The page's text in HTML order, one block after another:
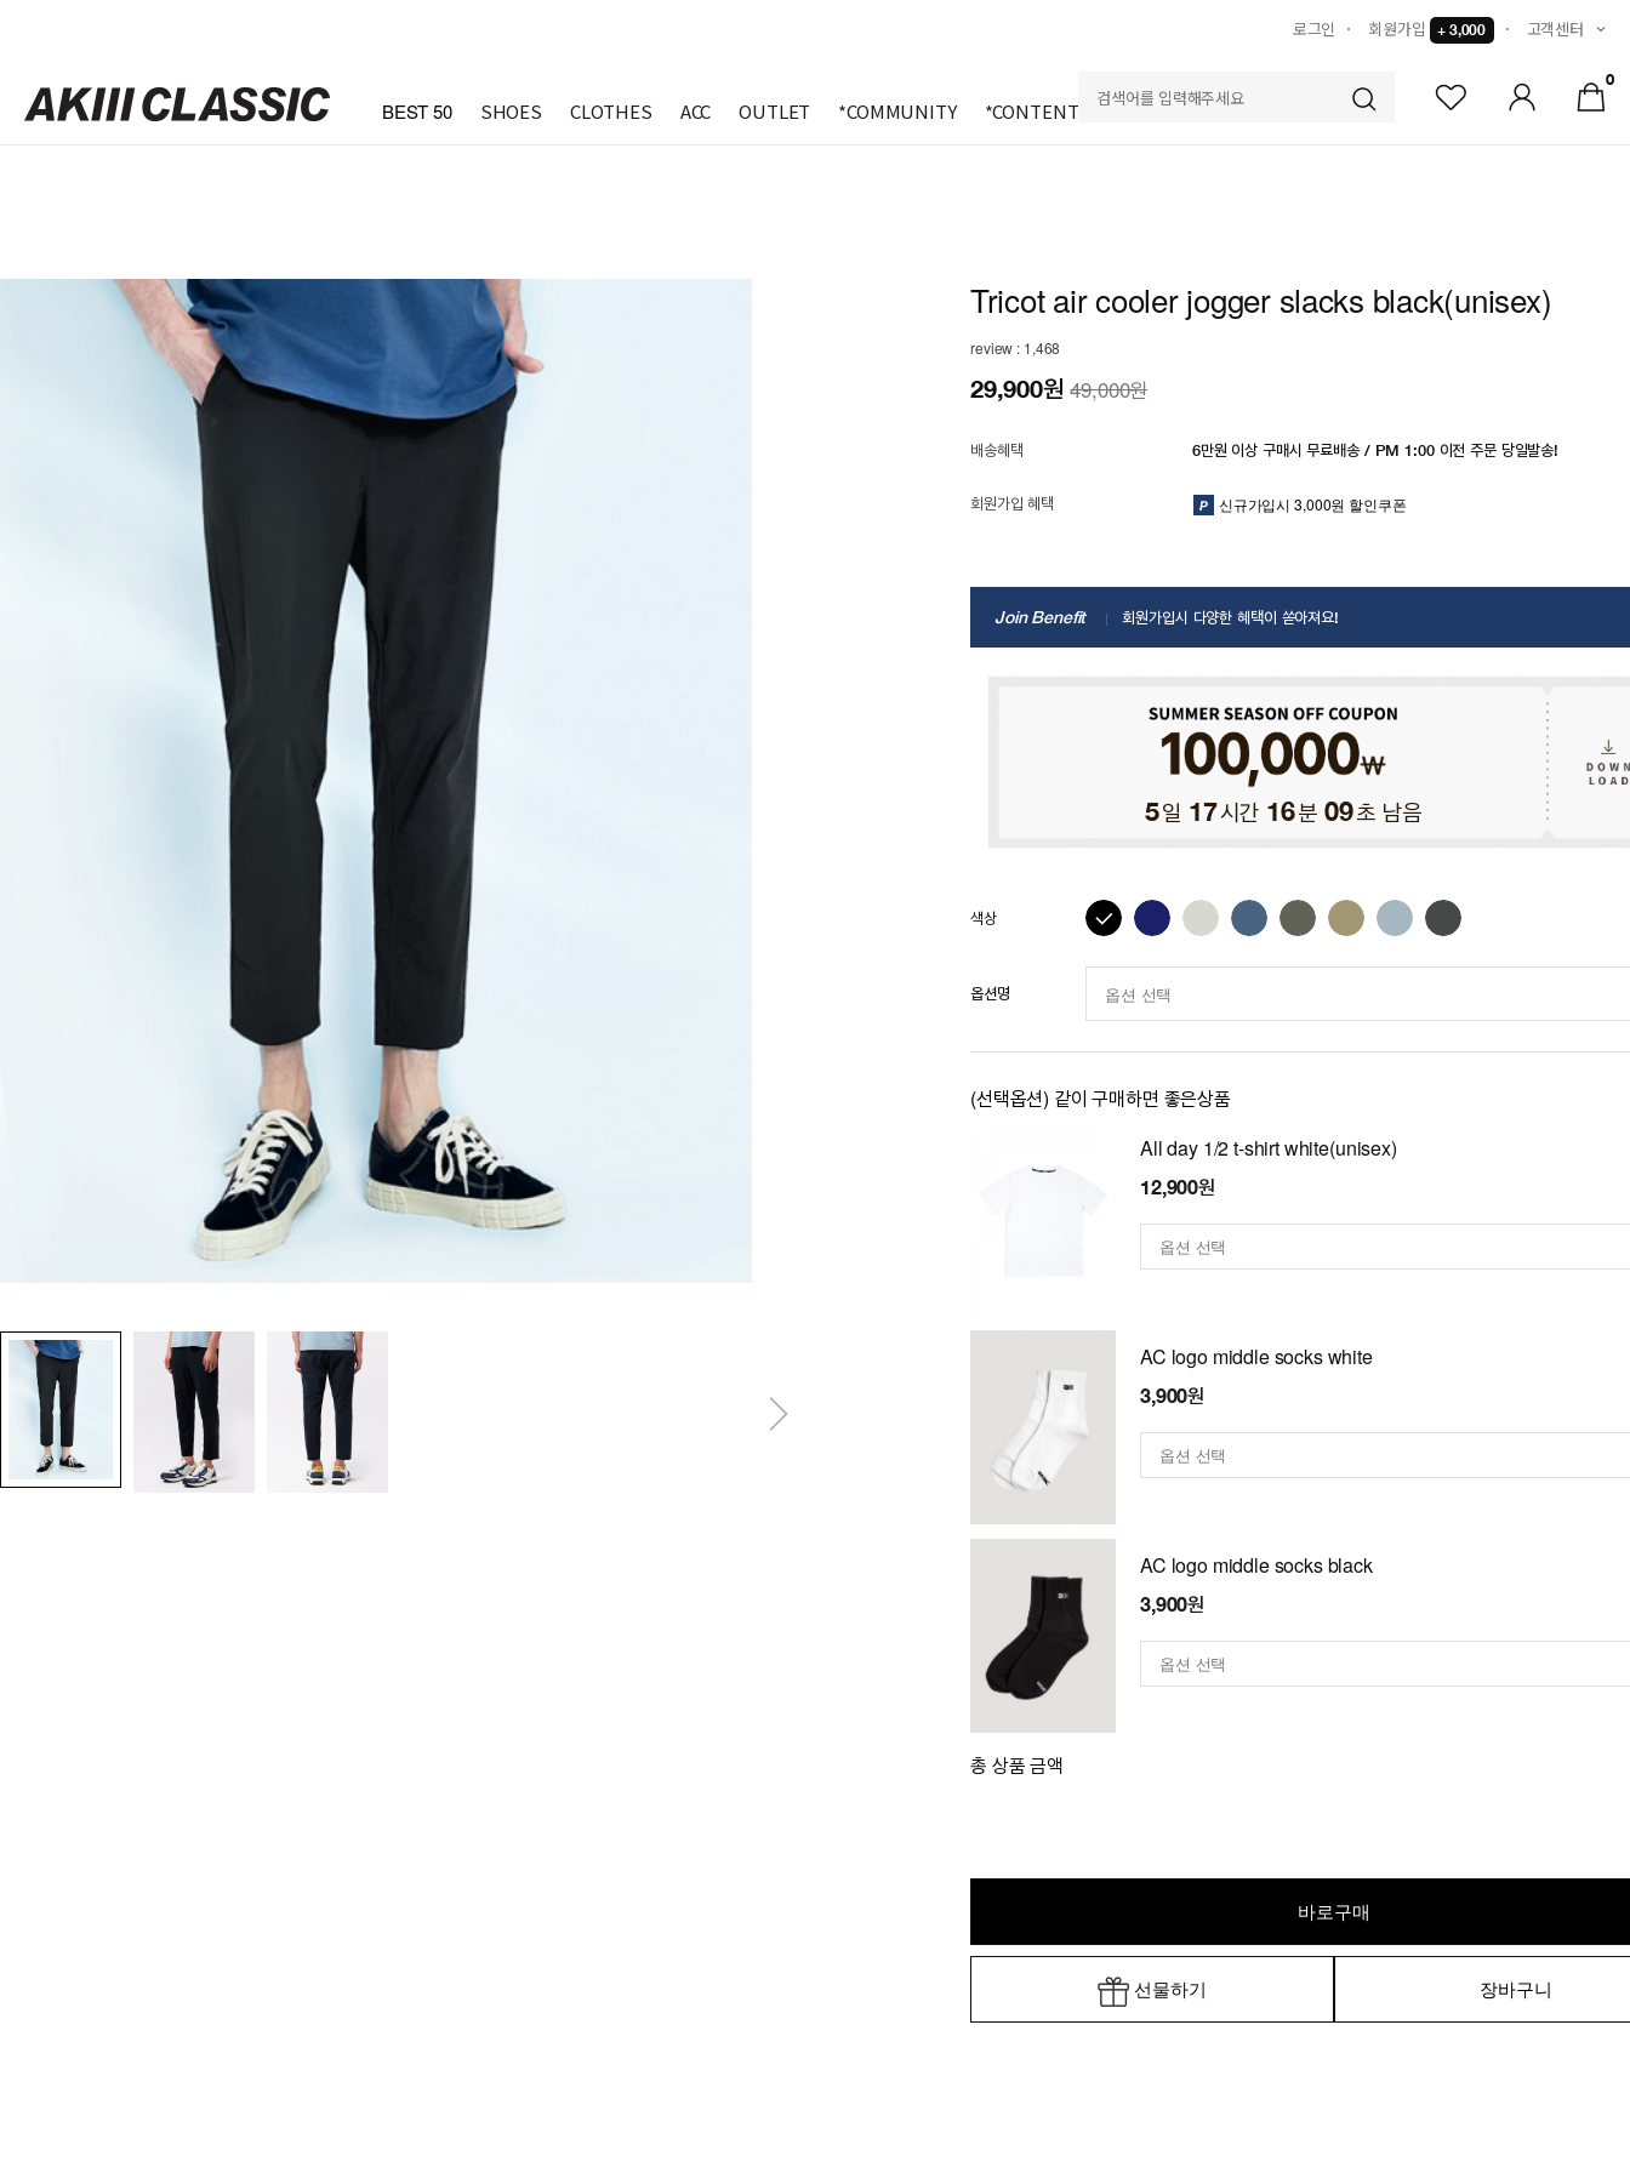
로그인 회원가입 + 3,000 고객센터
BEST 50 SHOES CLOTHES ACC OUTLET *COMMUNITY *CONTENTS
0
Tricot air cooler jogger slacks black(unisex)
review : 1,468
29,900원49,000원
배송혜택 6만원 이상 구매시 무료배송 / PM 1:00 이전 주문 당일발송!
회원가입 혜택 신규가입시 3,000원 할인쿠폰
Join Benefit 회원가입시 다양한 혜택이 쏟아져요!
5일 17시간 16분 07초 남음
옵션명
(선택옵션) 같이 구매하면 좋은상품
All day 1/2 t-shirt white(unisex)
12,900원
AC logo middle socks white
3,900원
AC logo middle socks black
3,900원
총 상품 금액
바로구매
선물하기 장바구니